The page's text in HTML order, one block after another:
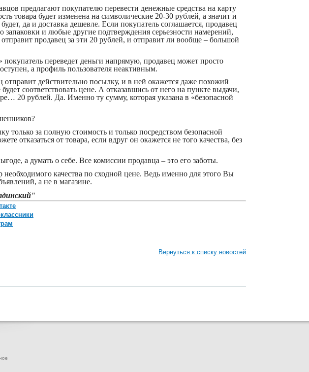
предлагают покупателю перевести денежные средства на карту
товара будет изменена на символические 20-30 рублей, а значит и
да и доставка дешевле. Если покупатель соглашается, продавец
запаковки и любые другие подтверждения серьезности намерений,
продавец за эти 20 рублей, и отправит ли вообще – большой
переведет деньги напрямую, продавец может просто
а профиль пользователя неактивным.
отправит действительно посылку, и в ней окажется даже похожий
соответствовать цене. А отказавшись от него на пункте выдачи,
20 рублей. Да. Именно ту сумму, которая указана в «безопасной
только за полную стоимость и только посредством безопасной
отказаться от товара, если вдруг он окажется не того качества, без
а думать о себе. Все комиссии продавца – это его заботы.
необходимого качества по сходной цене. Ведь именно для этого Вы
а не в магазине.
Вернуться к списку новостей